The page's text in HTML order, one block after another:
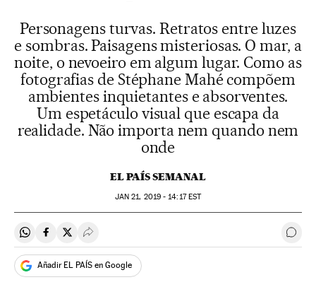
Personagens turvas. Retratos entre luzes
e sombras. Paisagens misteriosas. O mar, a
noite, o nevoeiro em algum lugar. Como as
fotografias de Stéphane Mahé compõem
ambientes inquietantes e absorventes.
Um espetáculo visual que escapa da
realidade. Não importa nem quando nem
onde
EL PAÍS SEMANAL
JAN 21, 2019 - 14:17EST
Compartir en Whatsapp
Compartir en Facebook
Compartir en Twitter
Desplegar Redes Sociales
Añadir EL PAÍS en Google